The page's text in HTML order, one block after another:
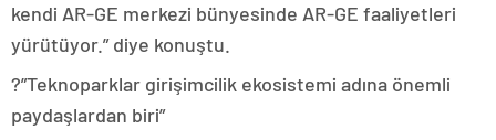
kendi AR-GE merkezi bünyesinde AR-GE faaliyetleri
yürütüyor.” diye konuştu.
?”Teknoparklar girişimcilik ekosistemi adına önemli
paydaşlardan biri”